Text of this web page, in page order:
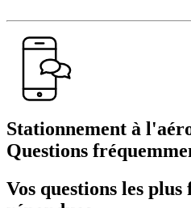
Stationnement à
Questions
Vos questions les plus